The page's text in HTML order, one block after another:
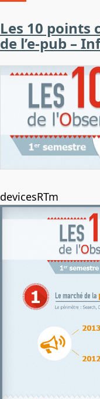
Les 10 points
de l’e-pub –
devicesRTm